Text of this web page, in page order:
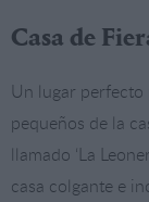
Casa de
Un lugar
pequeños de la
llamado ‘La
casa colgante e